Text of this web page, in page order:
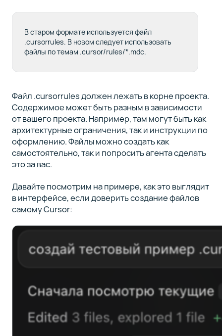
В старом формате используется файл
.cursorrules. В новом следует использовать
файлы по темам .cursor/rules/*.mdc.
Файл .cursorrules должен лежать в корне проекта.
Содержимое может быть разным в зависимости
от вашего проекта. Например, там могут быть как
архитектурные ограничения, так и инструкции по
оформлению. Файлы можно создать как
самостоятельно, так и попросить агента сделать
это за вас.
Давайте посмотрим на примере, как это выглядит
в интерфейсе, если доверить создание файлов
самому Cursor: